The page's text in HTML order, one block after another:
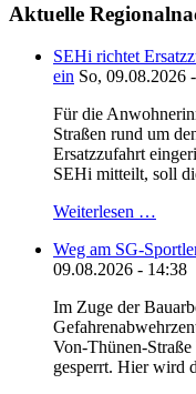
Aktuelle
SEHi richtet
ein So, 09.08.2026
Für die
Straßen rund um
Ersatzzufahrt
SEHi mitteilt, soll
Weiterlesen …
Weg am SG-
09.08.2026 - 14:38
Im Zuge der
Von-Thünen-
gesperrt. Hier wird